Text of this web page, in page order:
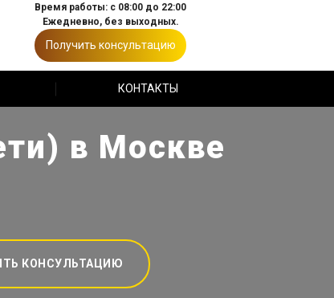
Время работы: с 08:00 до 22:00
Ежедневно, без выходных.
Получить консультацию
КОНТАКТЫ
в Москве
КОНСУЛЬТАЦИЮ